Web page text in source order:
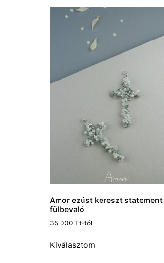
Amor ezüst kereszt statement
fülbevaló
35 000 Ft-tól
Kiválasztom